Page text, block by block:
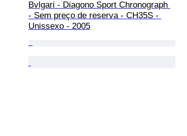
Bvlgari - Diagono Sport Chronograph
- Sem preço de reserva - CH35S -
Unissexo - 2005